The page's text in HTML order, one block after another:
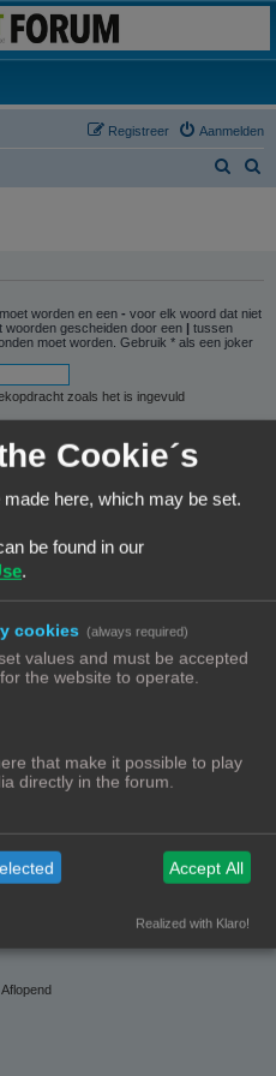
van 3dprintforum.nl
a new tab)
Aanmelden
Registreer
worden en een - voor elk woord dat niet
woorden gescheiden door een
tussen
moet worden. Gebruik * als een joker
zoals het is ingevuld
Subforums worden automatisch
niet uitschakelt.
Aflopend
Cookie´s
here, which may be set.
be found in our
.
cookies (always required)
values and must be accepted
the website to operate.
that make it possible to play
directly in the forum.
Accept All
Realized with Klaro!